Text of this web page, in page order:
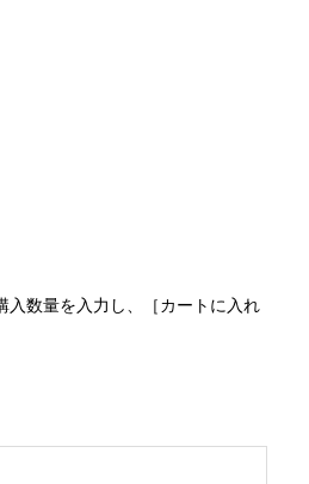
入数量を入力し、［カートに入れ